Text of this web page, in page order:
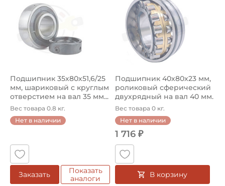
Подшипник 35х80х51,6/25
мм, шариковый с круглым
отверстием на вал 35 мм...
Вес товара 0.8 кг.
Нет в наличии
Заказать
Показать
аналоги
Подшипник 40х80х23 мм,
роликовый сферический
двухрядный на вал 40 мм.
А...
Вес товара 0 кг.
Нет в наличии
1 716 ₽
В корзину